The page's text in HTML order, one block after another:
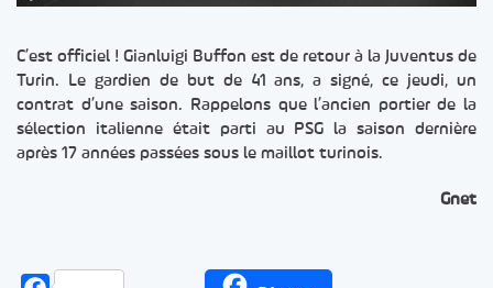
C’est officiel ! Gianluigi Buffon est de retour à la Juventus de
Turin. Le gardien de but de 41 ans, a signé, ce jeudi, un
contrat d’une saison. Rappelons que l’ancien portier de la
sélection italienne était parti au PSG la saison dernière
après 17 années passées sous le maillot turinois.
Gnet